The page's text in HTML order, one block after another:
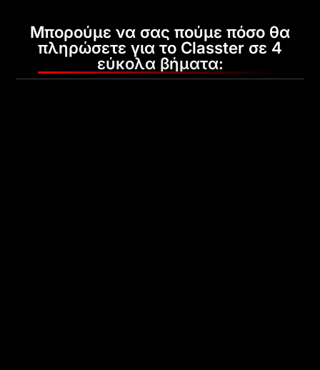
Μπορούμε να σας πούμε πόσο θα
πληρώσετε για το Classter σε 4
εύκολα βήματα: